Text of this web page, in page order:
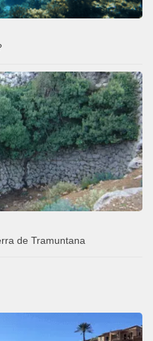
de Tramuntana